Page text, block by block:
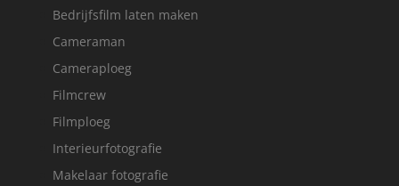
Bedrijfsfilm laten maken
Cameraman
Cameraploeg
Filmcrew
Filmploeg
Interieurfotografie
Makelaar fotografie